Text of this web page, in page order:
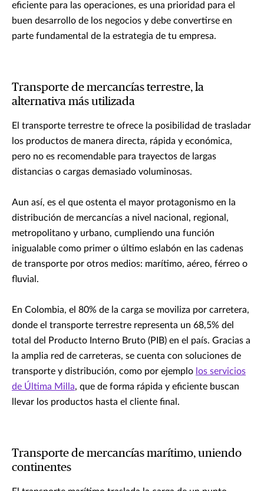
eficiente para las operaciones, es una prioridad para el
buen desarrollo de los negocios y debe convertirse en
parte fundamental de la estrategia de tu empresa.
Transporte de mercancías terrestre, la
alternativa más utilizada
El transporte terrestre te ofrece la posibilidad de trasladar
los productos de manera directa, rápida y económica,
pero no es recomendable para trayectos de largas
distancias o cargas demasiado voluminosas.
Aun así, es el que ostenta el mayor protagonismo en la
distribución de mercancías a nivel nacional, regional,
metropolitano y urbano, cumpliendo una función
inigualable como primer o último eslabón en las cadenas
de transporte por otros medios: marítimo, aéreo, férreo o
fluvial.
En Colombia, el 80% de la carga se moviliza por carretera,
donde el transporte terrestre representa un 68,5% del
total del Producto Interno Bruto (PIB) en el país. Gracias a
la amplia red de carreteras, se cuenta con soluciones de
transporte y distribución, como por ejemplo los servicios
de Última Milla, que de forma rápida y eficiente buscan
llevar los productos hasta el cliente final.
Transporte de mercancías marítimo, uniendo
continentes